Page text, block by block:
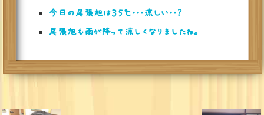
今日の尾張旭は３５℃・・・涼しい・・？
尾張旭も雨が降って涼しくなりましたね。